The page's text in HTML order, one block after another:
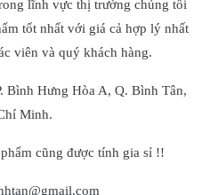
lĩnh vực thị trường chúng tôi
tốt nhất với giá cả hợp lý nhất
viên và quý khách hàng.
Bình Hưng Hòa A, Q. Bình Tân,
Minh.
cũng được tính gia sỉ !!